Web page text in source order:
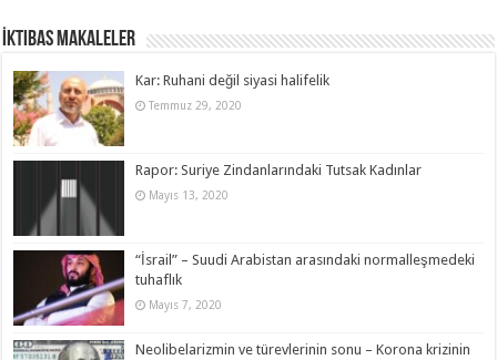
İktibas Makaleler
Kar: Ruhani değil siyasi halifelik
Temmuz 29, 2020
Rapor: Suriye Zindanlarındaki Tutsak Kadınlar
Mayıs 13, 2020
“İsrail” – Suudi Arabistan arasındaki normalleşmedeki
tuhaflık
Mayıs 7, 2020
Neolibelarizmin ve türevlerinin sonu – Korona krizinin